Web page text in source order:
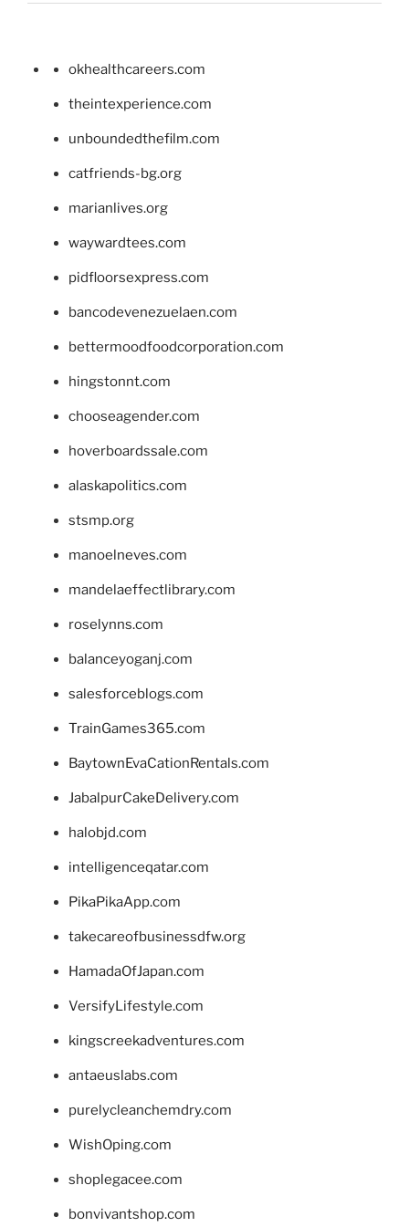
okhealthcareers.com
theintexperience.com
unboundedthefilm.com
catfriends-bg.org
marianlives.org
waywardtees.com
pidfloorsexpress.com
bancodevenezuelaen.com
bettermoodfoodcorporation.com
hingstonnt.com
chooseagender.com
hoverboardssale.com
alaskapolitics.com
stsmp.org
manoelneves.com
mandelaeffectlibrary.com
roselynns.com
balanceyoganj.com
salesforceblogs.com
TrainGames365.com
BaytownEvaCationRentals.com
JabalpurCakeDelivery.com
halobjd.com
intelligenceqatar.com
PikaPikaApp.com
takecareofbusinessdfw.org
HamadaOfJapan.com
VersifyLifestyle.com
kingscreekadventures.com
antaeuslabs.com
purelycleanchemdry.com
WishOping.com
shoplegacee.com
bonvivantshop.com